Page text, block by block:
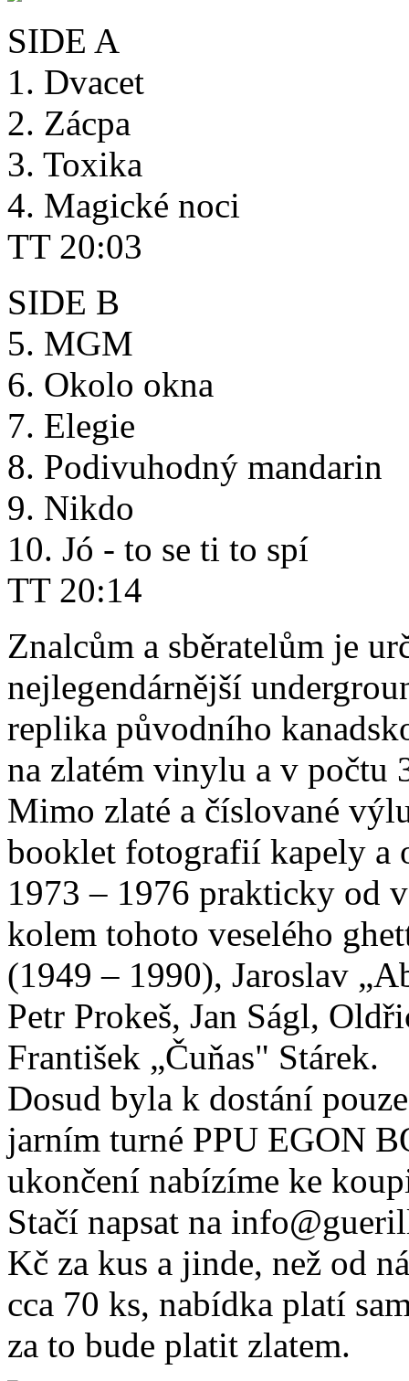
SIDE A
1. Dvacet
2. Zácpa
3. Toxika
4. Magické noci
TT 20:03
SIDE B
5. MGM
6. Okolo okna
7. Elegie
8. Podivuhodný mandarin
9. Nikdo
10. Jó - to se ti to spí
TT 20:14
Znalcům a sběratelům je
nejlegendárnější
replika původního
na zlatém vinylu a v počtu
Mimo zlaté a číslované
booklet fotografií kapely a
1973 – 1976 prakticky od
kolem tohoto veselého
(1949 – 1990), Jaroslav
Petr Prokeš, Jan Ságl,
František „Čuňas" Stárek.
Dosud byla k dostání
jarním turné PPU EGON
ukončení nabízíme ke
Stačí napsat na
Kč za kus a jinde, než od
cca 70 ks, nabídka platí
za to bude platit zlatem.